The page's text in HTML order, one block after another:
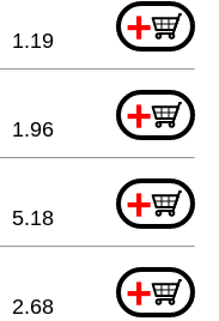
+
1.19
+
1.96
+
5.18
+
2.68